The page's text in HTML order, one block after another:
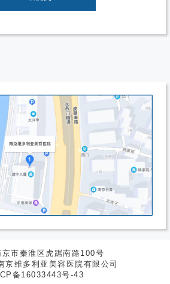
京市秦淮区虎踞南路100号
京维多利亚美容医院有限公司
备16033443号-43